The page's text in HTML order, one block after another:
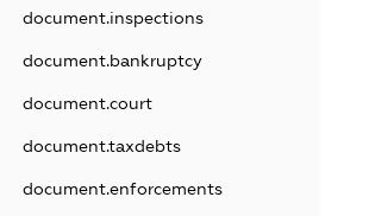
document.inspections
document.bankruptcy
document.court
document.taxdebts
document.enforcements